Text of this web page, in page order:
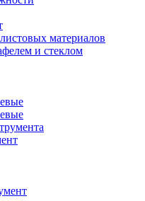
материалов
и стеклом